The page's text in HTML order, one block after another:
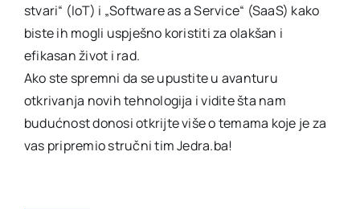
stvari“ (IoT) i „Software as a Service“ (SaaS) kako
biste ih mogli uspješno koristiti za olakšan i
efikasan život i rad.
Ako ste spremni da se upustite u avanturu
otkrivanja novih tehnologija i vidite šta nam
budućnost donosi otkrijte više o temama koje je za
vas pripremio stručni tim Jedra.ba!